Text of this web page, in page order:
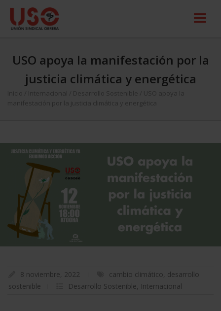
USO apoya la manifestación por la
justicia climática y energética
Inicio Internacional Desarrollo Sostenible
USO apoya la
manifestación por la justicia climática y energética
8 noviembre, 2022 cambio climático, desarrollo
sostenible
Desarrollo Sostenible, Internacional